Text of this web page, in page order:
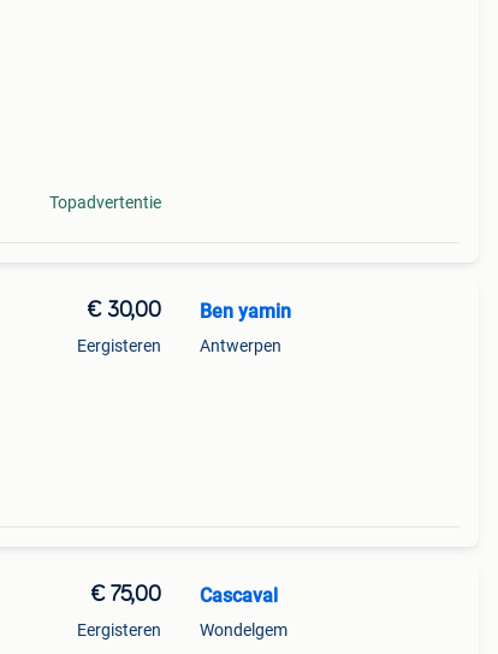
Topadvertentie
€ 30,00
Eergisteren
Ben yamin
Antwerpen
€ 75,00
Eergisteren
Cascaval
Wondelgem